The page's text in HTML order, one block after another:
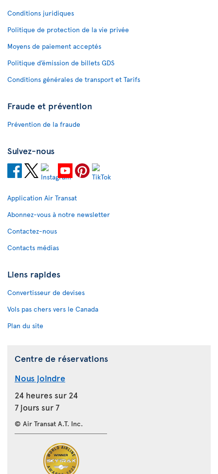
Conditions juridiques
Politique de protection de la vie privée
Moyens de paiement acceptés
Politique d’émission de billets GDS
Conditions générales de transport et Tarifs
Fraude et prévention
Prévention de la fraude
Suivez-nous
Application Air Transat
Abonnez-vous à notre newsletter
Contactez-nous
Contacts médias
Liens rapides
Convertisseur de devises
Vols pas chers vers le Canada
Plan du site
Centre de réservations
Nous joindre
24 heures sur 24
7 jours sur 7
© Air Transat A.T. Inc.